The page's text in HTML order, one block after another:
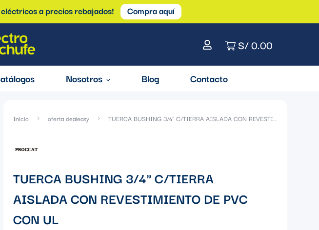
a precios rebajados! Compra aquí
S/ 0.00
Nosotros Blog Contacto
Inicio oferta dealeasy TUERCA BUSHING 3/4" C/TIERRA AISLADA CON REVESTIMIENTO DE PVC CON UL
TUERCA BUSHING 3/4" C/TIERRA
AISLADA CON REVESTIMIENTO DE PVC
CON UL